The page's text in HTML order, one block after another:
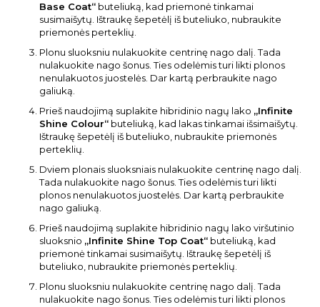
Base Coat“ buteliuką, kad priemonė tinkamai
susimaišytų. Ištraukę šepetėlį iš buteliuko, nubraukite
priemonės perteklių.
Plonu sluoksniu nulakuokite centrinę nago dalį. Tada
nulakuokite nago šonus. Ties odelėmis turi likti plonos
nenulakuotos juostelės. Dar kartą perbraukite nago
galiuką.
Prieš naudojimą suplakite hibridinio nagų lako „Infinite
Shine Colour“ buteliuką, kad lakas tinkamai išsimaišytų.
Ištraukę šepetėlį iš buteliuko, nubraukite priemonės
perteklių.
Dviem plonais sluoksniais nulakuokite centrinę nago dalį.
Tada nulakuokite nago šonus. Ties odelėmis turi likti
plonos nenulakuotos juostelės. Dar kartą perbraukite
nago galiuką.
Prieš naudojimą suplakite hibridinio nagų lako viršutinio
sluoksnio „Infinite Shine Top Coat“ buteliuką, kad
priemonė tinkamai susimaišytų. Ištraukę šepetėlį iš
buteliuko, nubraukite priemonės perteklių.
Plonu sluoksniu nulakuokite centrinę nago dalį. Tada
nulakuokite nago šonus. Ties odelėmis turi likti plonos